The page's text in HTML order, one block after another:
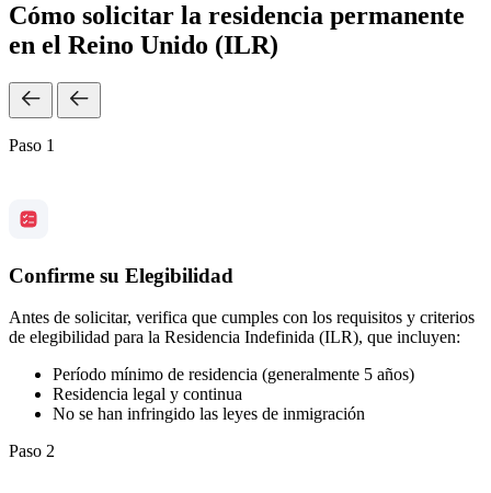
Cómo solicitar la residencia permanente
en el Reino Unido (ILR)
Paso 1
Confirme su Elegibilidad
Antes de solicitar, verifica que cumples con los requisitos y criterios
de elegibilidad para la Residencia Indefinida (ILR), que incluyen:
Período mínimo de residencia (generalmente 5 años)
Residencia legal y continua
No se han infringido las leyes de inmigración
Paso 2